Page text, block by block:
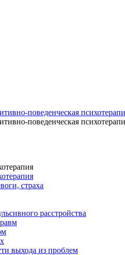
страха
расстройства
выхода из проблем